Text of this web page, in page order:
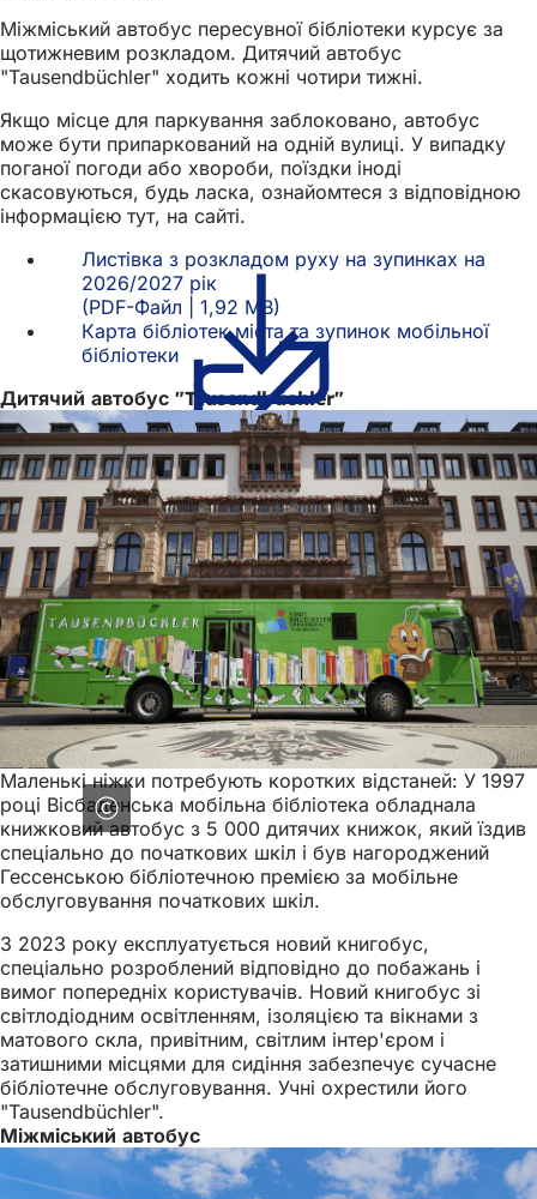
Міжміський автобус пересувної бібліотеки курсує за
щотижневим розкладом. Дитячий автобус
"Tausendbüchler" ходить кожні чотири тижні.
Якщо місце для паркування заблоковано, автобус
може бути припаркований на одній вулиці. У випадку
поганої погоди або хвороби, поїздки іноді
скасовуються, будь ласка, ознайомтеся з відповідною
інформацією тут, на сайті.
Листівка з розкладом руху на зупинках на
2026/2027 рік
PDF-Файл
1,92 MB
Карта бібліотек міста та зупинок мобільної
бібліотеки (Відкривається
новій
вкладці)
Дитячий автобус "Tausendbüchler"
Маленькі ніжки потребують коротких відстаней: У 1997
році Вісбаденська мобільна бібліотека обладнала
книжковий автобус з 5 000 дитячих книжок, який їздив
спеціально до початкових шкіл і був нагороджений
Гессенською бібліотечною премією за мобільне
обслуговування початкових шкіл.
З 2023 року експлуатується новий книгобус,
спеціально розроблений відповідно до побажань і
вимог попередніх користувачів. Новий книгобус зі
світлодіодним освітленням, ізоляцією та вікнами з
матового скла, привітним, світлим інтер'єром і
затишними місцями для сидіння забезпечує сучасне
бібліотечне обслуговування. Учні охрестили його
"Tausendbüchler".
Міжміський автобус